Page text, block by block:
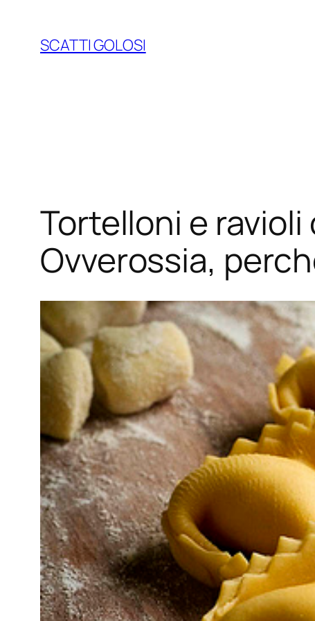
contenuto
SCATTI GOLOSI
Tortelloni e
Ovverossia,